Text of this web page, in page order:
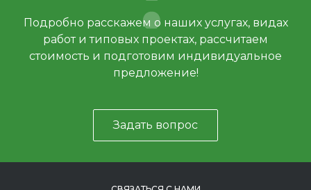
Подробно расскажем о наших услугах, видах
работ и типовых проектах, рассчитаем
стоимость и подготовим индивидуальное
предложение!
Задать вопрос